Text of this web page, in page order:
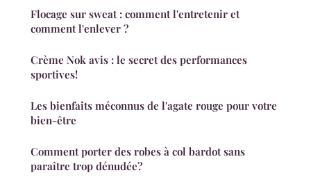
Flocage sur sweat : comment l'entretenir et
comment l'enlever ?
Crème Nok avis : le secret des performances
sportives!
Les bienfaits méconnus de l'agate rouge pour votre
bien-être
Comment porter des robes à col bardot sans
paraître trop dénudée?